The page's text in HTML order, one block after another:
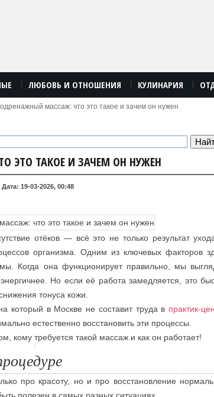
ЛЮБОВЬ И ОТНОШЕНИЯ КУЛИНАРИЯ
массаж: что это такое и зачем он нужен
ТАКОЕ И ЗАЧЕМ ОН НУЖЕН
Дата: 19-03-2026, 00:48
отёков — всё это не только результат
организма. Одним из ключевых факторов
Когда она функционирует правильно, мы
Но если её работа замедляется, это
тонуса кожи.
который в Москве не составит труда в практик-
естественно восстановить эти процессы.
кому требуется такой массаж и как он работает!
про красоту, но и про восстановление